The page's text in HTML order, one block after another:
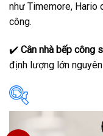
như Timemore, Hario
công.
✔️ Cân nhà bếp công
định lượng lớn
In stock